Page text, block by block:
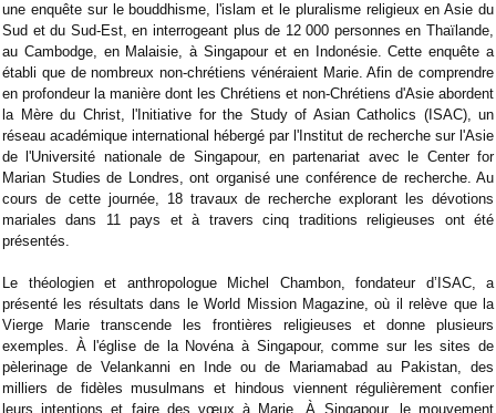
une enquête sur le bouddhisme, l'islam et le pluralisme religieux en Asie du
Sud et du Sud-Est, en interrogeant plus de 12 000 personnes en Thaïlande,
au Cambodge, en Malaisie, à Singapour et en Indonésie. Cette enquête a
établi que de nombreux non-chrétiens vénéraient Marie. Afin de comprendre
en profondeur la manière dont les Chrétiens et non-Chrétiens d'Asie abordent
la Mère du Christ, l'Initiative for the Study of Asian Catholics (ISAC), un
réseau académique international hébergé par l'Institut de recherche sur l'Asie
de l'Université nationale de Singapour, en partenariat avec le Center for
Marian Studies de Londres, ont organisé une conférence de recherche. Au
cours de cette journée, 18 travaux de recherche explorant les dévotions
mariales dans 11 pays et à travers cinq traditions religieuses ont été
présentés.
Le théologien et anthropologue Michel Chambon, fondateur d’ISAC, a
présenté les résultats dans le World Mission Magazine, où il relève que la
Vierge Marie transcende les frontières religieuses et donne plusieurs
exemples. À l'église de la Novéna à Singapour, comme sur les sites de
pèlerinage de Velankanni en Inde ou de Mariamabad au Pakistan, des
milliers de fidèles musulmans et hindous viennent régulièrement confier
leurs intentions et faire des vœux à Marie. À Singapour, le mouvement